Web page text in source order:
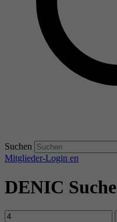
Suchen
Mitglieder-Login en
DENIC Suche